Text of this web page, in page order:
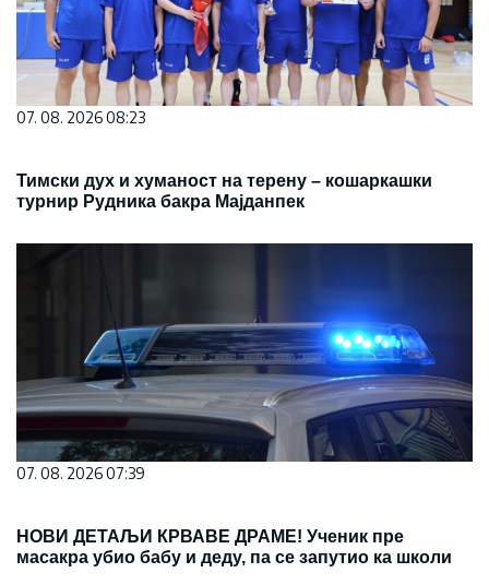
07. 08. 2026 08:23
Тимски дух и хуманост на терену – кошаркашки
турнир Рудника бакра Мајданпек
07. 08. 2026 07:39
НОВИ ДЕТАЉИ КРВАВЕ ДРАМЕ! Ученик пре
масакра убио бабу и деду, па се запутио ка школи